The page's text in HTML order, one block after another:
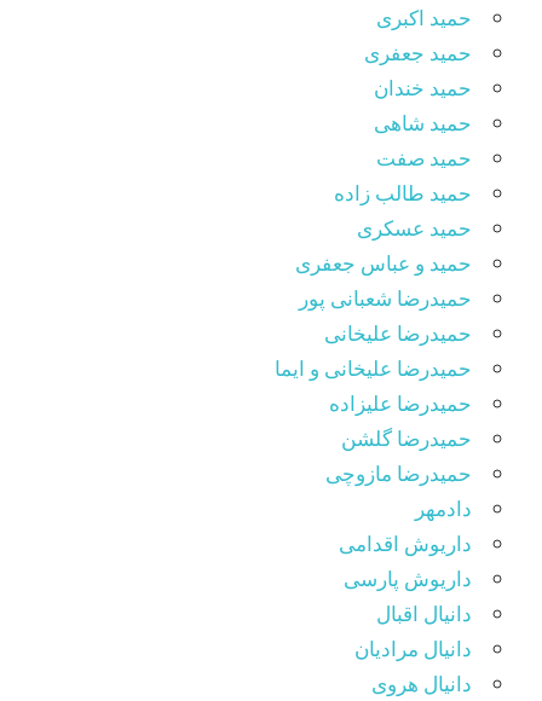
حمید اکبری
حمید جعفری
حمید خندان
حمید شاهی
حمید صفت
حمید طالب زاده
حمید عسکری
حمید و عباس جعفری
حمیدرضا شعبانی پور
حمیدرضا علیخانی
حمیدرضا علیخانی و ایما
حمیدرضا علیزاده
حمیدرضا گلشن
حمیدرضا مازوچی
دادمهر
داریوش اقدامی
داریوش پارسی
دانیال اقبال
دانیال مرادیان
دانیال هروی